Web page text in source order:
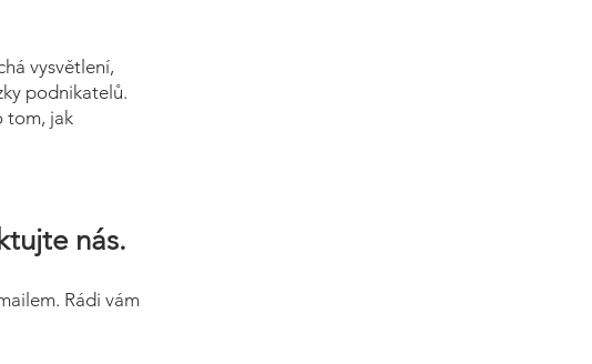
vysvětlení,
podnikatelů.
tom, jak
nás.
Rádi vám